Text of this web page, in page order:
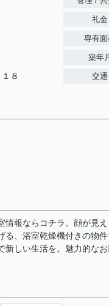
８
礼金
専有
築年
交通
報ならコチラ。顔が見
、浴室乾燥機付きの物
しい生活を。魅力的な